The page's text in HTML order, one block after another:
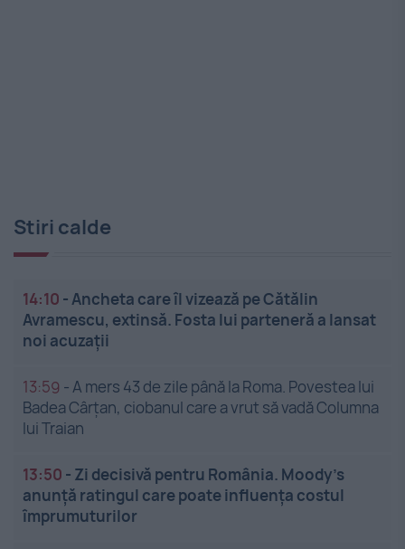
Stiri calde
14:10 -Ancheta care îl vizează pe Cătălin
Avramescu, extinsă. Fosta lui parteneră a lansat
noi acuzații
13:59 -A mers 43 de zile până la Roma. Povestea lui
Badea Cârțan, ciobanul care a vrut să vadă Columna
lui Traian
13:50 - Zi decisivă pentru România. Moody’s
anunță ratingul care poate influența costul
împrumuturilor